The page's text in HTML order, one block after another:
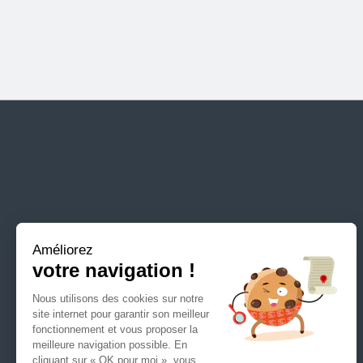
Haute-
Loire
Haute-
Loire
Puy-
Footer
PRÉSENTATION
Améliorez
votre navigation !
Nous utilisons des cookies sur notre
site internet pour garantir son meilleur
fonctionnement et vous proposer la
meilleure navigation possible. En
cliquant sur « OK pour moi », vous